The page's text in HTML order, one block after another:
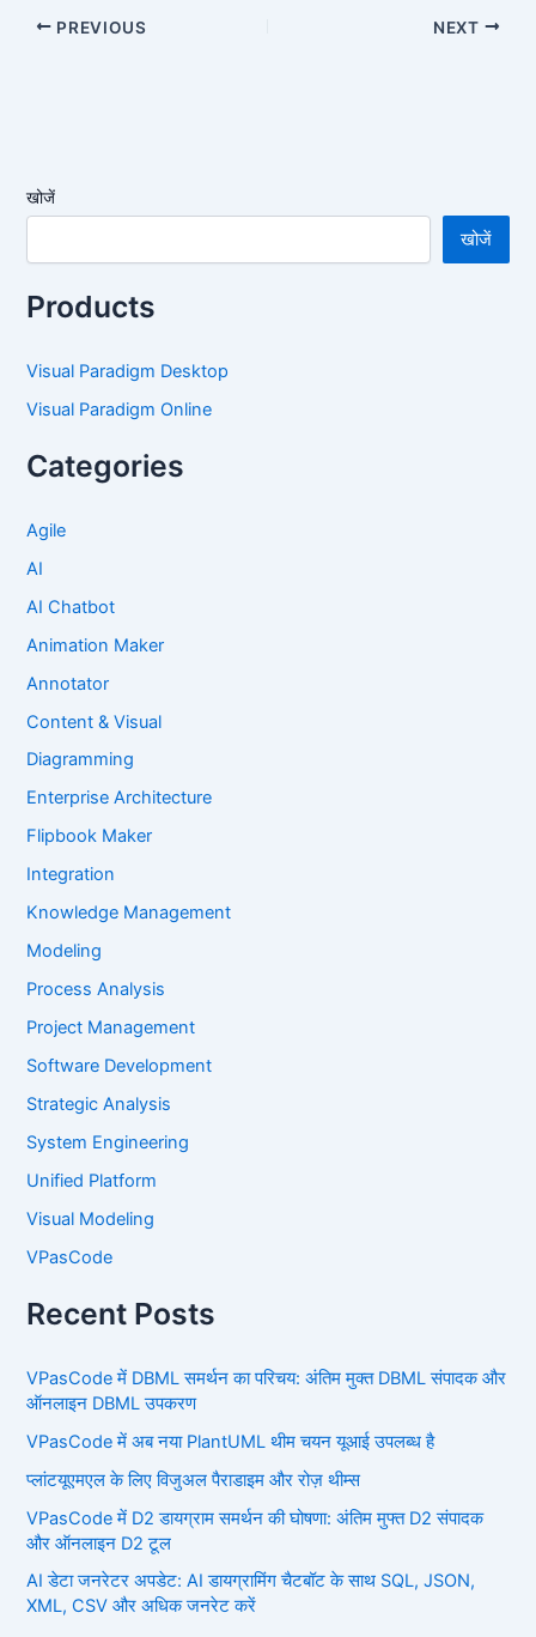
PREVIOUS NEXT
खोजें
खोजें
Products
Visual Paradigm Desktop
Visual Paradigm Online
Categories
Agile
AI
AI Chatbot
Animation Maker
Annotator
Content & Visual
Diagramming
Enterprise Architecture
Flipbook Maker
Integration
Knowledge Management
Modeling
Process Analysis
Project Management
Software Development
Strategic Analysis
System Engineering
Unified Platform
Visual Modeling
VPasCode
Recent Posts
VPasCode में DBML समर्थन का परिचय: अंतिम मुक्त DBML संपादक और
ऑनलाइन DBML उपकरण
VPasCode में अब नया PlantUML थीम चयन यूआई उपलब्ध है
प्लांटयूएमएल के लिए विजुअल पैराडाइम और रोज़ थीम्स
VPasCode में D2 डायग्राम समर्थन की घोषणा: अंतिम मुफ्त D2 संपादक
और ऑनलाइन D2 टूल
AI डेटा जनरेटर अपडेट: AI डायग्रामिंग चैटबॉट के साथ SQL, JSON,
XML, CSV और अधिक जनरेट करें